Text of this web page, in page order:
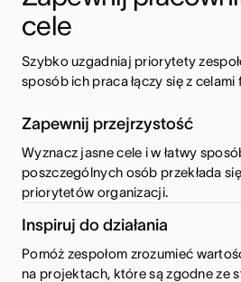
cele
Szybko uzgadniaj priorytety
sposób ich praca łączy się z celami
Zapewnij przejrzystość
Wyznacz jasne cele i w łatwy
poszczególnych osób przekłada
priorytetów organizacji.
Inspiruj do działania
Pomóż zespołom zrozumieć
na projektach, które są zgodne ze